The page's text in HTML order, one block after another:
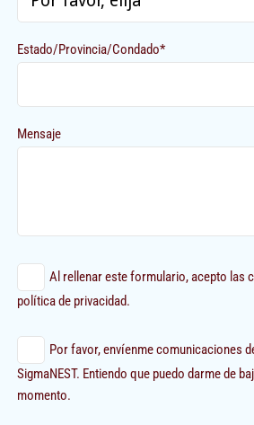
Estado/Provincia/Condado*
Mensaje
Al rellenar este formulario, acepto las
política de privacidad.
Por favor, envíenme comunicaciones
SigmaNEST. Entiendo que puedo darme de
momento.